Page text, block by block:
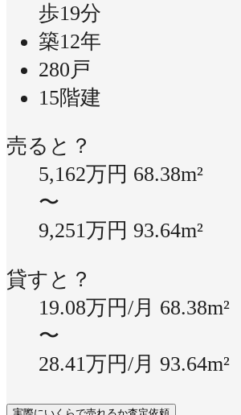
歩19分
築12年
280戸
15階建
売ると？
5,162万円 68.38m²
〜
9,251万円 93.64m²
貸すと？
19.08万円/月 68.38m²
〜
28.41万円/月 93.64m²